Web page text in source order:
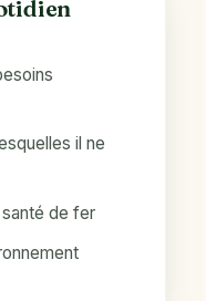
il ne
de fer